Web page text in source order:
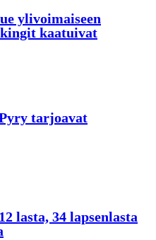
ylivoimaiseen
kaatuivat
tarjoavat
lasta, 34 lapsenlasta